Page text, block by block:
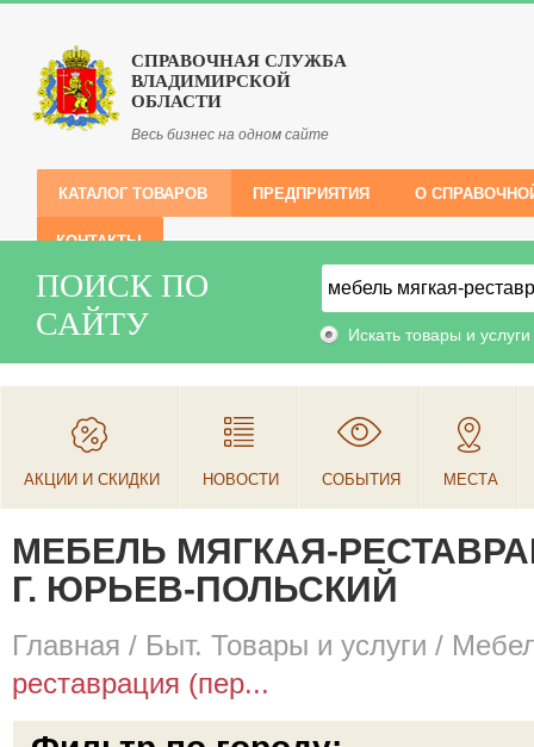
СПРАВОЧНАЯ СЛУЖБА
ВЛАДИМИРСКОЙ
ОБЛАСТИ
Весь бизнес на одном сайте
КАТАЛОГ ТОВАРОВ ПРЕДПРИЯТИЯ О
КОНТАКТЫ
ПОИСК ПО
САЙТУ
Искать товары и услуги
АКЦИИ И СКИДКИ НОВОСТИ СОБЫТИЯ МЕСТА
МЕБЕЛЬ МЯГКАЯ-
Г. ЮРЬЕВ-ПОЛЬСКИЙ
Главная / Быт. Товары и услуги /
реставрация (пер...